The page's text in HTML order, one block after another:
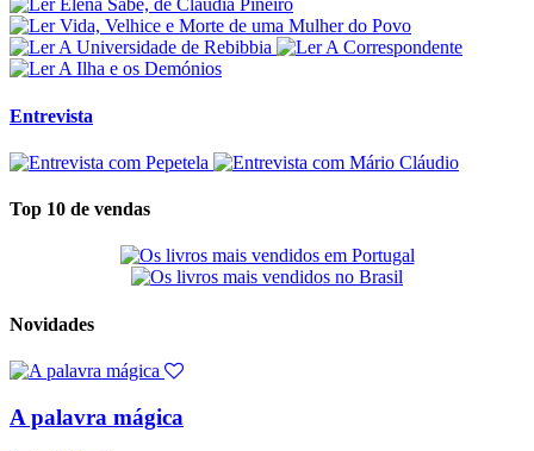
Entrevista
Top 10 de vendas
Novidades
A palavra mágica